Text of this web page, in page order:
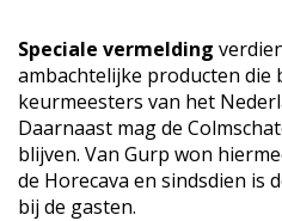
Speciale vermelding
ambachtelijke producten die
keurmeesters van het
Daarnaast mag de
blijven. Van Gurp won
de Horecava en sindsdien is
bij de gasten.